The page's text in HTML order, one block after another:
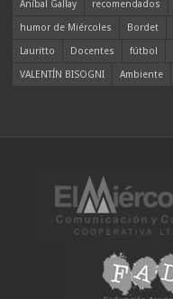
Aníbal Gallay
recomendados
humor de Miércoles
Bordet
Lauritto
Docentes fútbol
VALENTÍN BISOGNI
Ambiente